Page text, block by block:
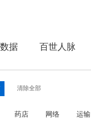
据 百世人脉
清除全部
药店 网络 运输